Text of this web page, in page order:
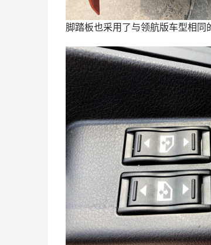
脚踏板也采用了与领航版车型相同